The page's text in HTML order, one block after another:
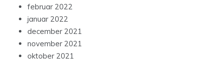
februar 2022
januar 2022
december 2021
november 2021
oktober 2021